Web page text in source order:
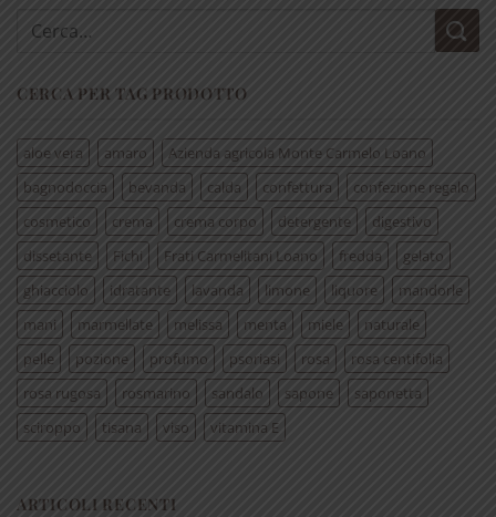
Cerca:
CERCA PER TAG PRODOTTO
aloe vera amaro
Azienda agricola Monte Carmelo Loano
bagnodoccia
bevanda calda confettura
confezione regalo
cosmetico
crema crema corpo detergente
digestivo
dissetante
Fichi Frati Carmelitani Loano fredda
gelato
ghiacciolo
idratante lavanda limone liquore
mandorle
mani
marmellate melissa menta miele
naturale
pelle
pozione profumo psoriasi rosa
rosa centifolia
rosa rugosa
rosmarino sandalo sapone
saponetta
sciroppo
tisana viso vitamina E
ARTICOLI RECENTI